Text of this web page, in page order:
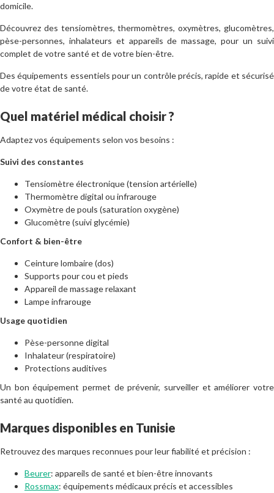
domicile.
Découvrez des tensiomètres, thermomètres, oxymètres, glucomètres,
pèse-personnes, inhalateurs et appareils de massage, pour un suivi
complet de votre santé et de votre bien-être.
Des équipements essentiels pour un contrôle précis, rapide et sécurisé
de votre état de santé.
Quel matériel médical choisir ?
Adaptez vos équipements selon vos besoins :
Suivi des constantes
Tensiomètre électronique (tension artérielle)
Thermomètre digital ou infrarouge
Oxymètre de pouls (saturation oxygène)
Glucomètre (suivi glycémie)
Confort & bien-être
Ceinture lombaire (dos)
Supports pour cou et pieds
Appareil de massage relaxant
Lampe infrarouge
Usage quotidien
Pèse-personne digital
Inhalateur (respiratoire)
Protections auditives
Un bon équipement permet de prévenir, surveiller et améliorer votre
santé au quotidien.
Marques disponibles en Tunisie
Retrouvez des marques reconnues pour leur fiabilité et précision :
Beurer: appareils de santé et bien-être innovants
Rossmax: équipements médicaux précis et accessibles